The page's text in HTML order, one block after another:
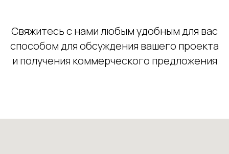
Свяжитесь с нами любым удобным для вас
способом для обсуждения вашего проекта
и получения коммерческого предложения